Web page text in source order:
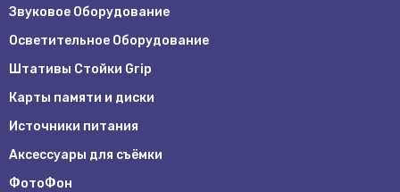
Аренда
Условия
О
Контакты
Звуковое Оборудование
Осветительное Оборудование
Штативы Стойки Grip
Карты памяти и диски
Источники питания
Аксессуары для съёмки
ФотоФон